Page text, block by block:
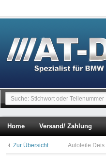
Home Versand/ Zahlung
Zur Übersicht Autoteile Deis